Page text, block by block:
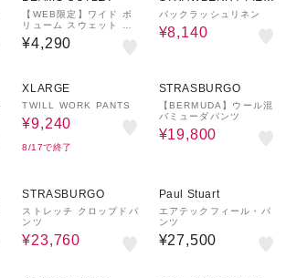
【WEB限定】ワイド ボ
リューム スウェット パ
ンツ 2026FW（90～14
0cm）通学服 公園遊び
¥4,290
DS
バックラッシュリネン
¥8,140
XLARGE
TWILL WORK PANTS
¥9,240
8/17で終了
STRASBURGO
【BERMUDA】ウール混
バミューダパンツ
¥19,800
STRASBURGO
ストレッチ クロップドパ
ンツ
¥23,760
Paul Stuart
エアテックフィール・パ
ンツ
¥27,500